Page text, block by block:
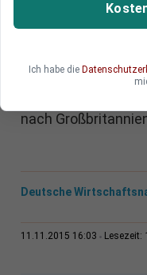
In der
Hafenstraße, um
nach
Deutsche
11.11.2015 16:03 Lesezeit:
Ich habe die